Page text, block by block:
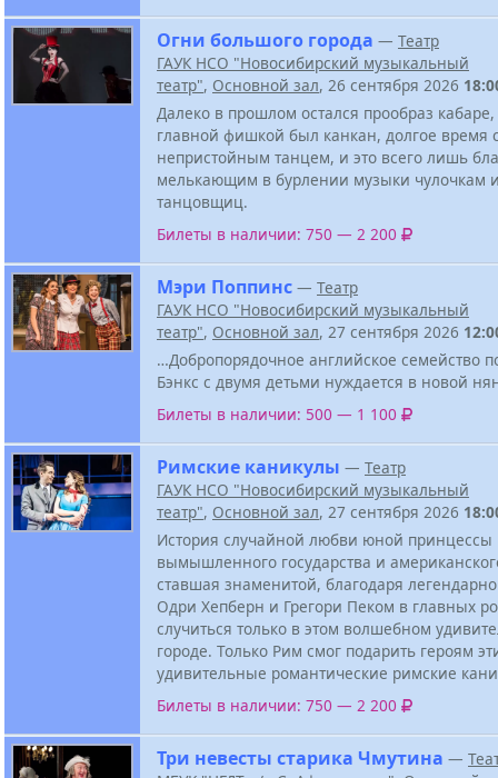
Огни большого города — Театр
ГАУК НСО "Новосибирский музыкальный
театр", Основной зал, 26 сентября 2026
Далеко в прошлом остался прообраз
главной фишкой был канкан, долгое время
непристойным танцем, и это всего лишь
мелькающим в бурлении музыки чулочкам
танцовщиц.
Билеты в наличии: 750 — 2 200
Мэри Поппинс — Театр
ГАУК НСО "Новосибирский музыкальный
театр", Основной зал, 27 сентября 2026
…Добропорядочное английское семейство
Бэнкс с двумя детьми нуждается в новой
Билеты в наличии: 500 — 1 100
Римские каникулы — Театр
ГАУК НСО "Новосибирский музыкальный
театр", Основной зал, 27 сентября 2026
История случайной любви юной принцессы
вымышленного государства и
ставшая знаменитой, благодаря
Одри Хепберн и Грегори Пеком в главных
случиться только в этом волшебном
городе. Только Рим смог подарить героям
удивительные романтические римские
Билеты в наличии: 750 — 2 200
Три невесты старика Чмутина —